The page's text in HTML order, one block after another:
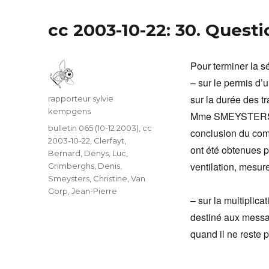
cc 2003-10-22: 30.
Pour terminer la
– sur le permis
sur la durée des
Mme
conclusion du
ont été obtenues
ventilation,
– sur la
destiné aux
quand il ne reste
Auteur
rapporteur sylvie
kempgens
Catégories
bulletin 065 (10-12 2003), cc
2003-10-22, Clerfayt,
Bernard, Denys, Luc,
Grimberghs, Denis,
Smeysters, Christine,Van
Gorp, Jean-Pierre